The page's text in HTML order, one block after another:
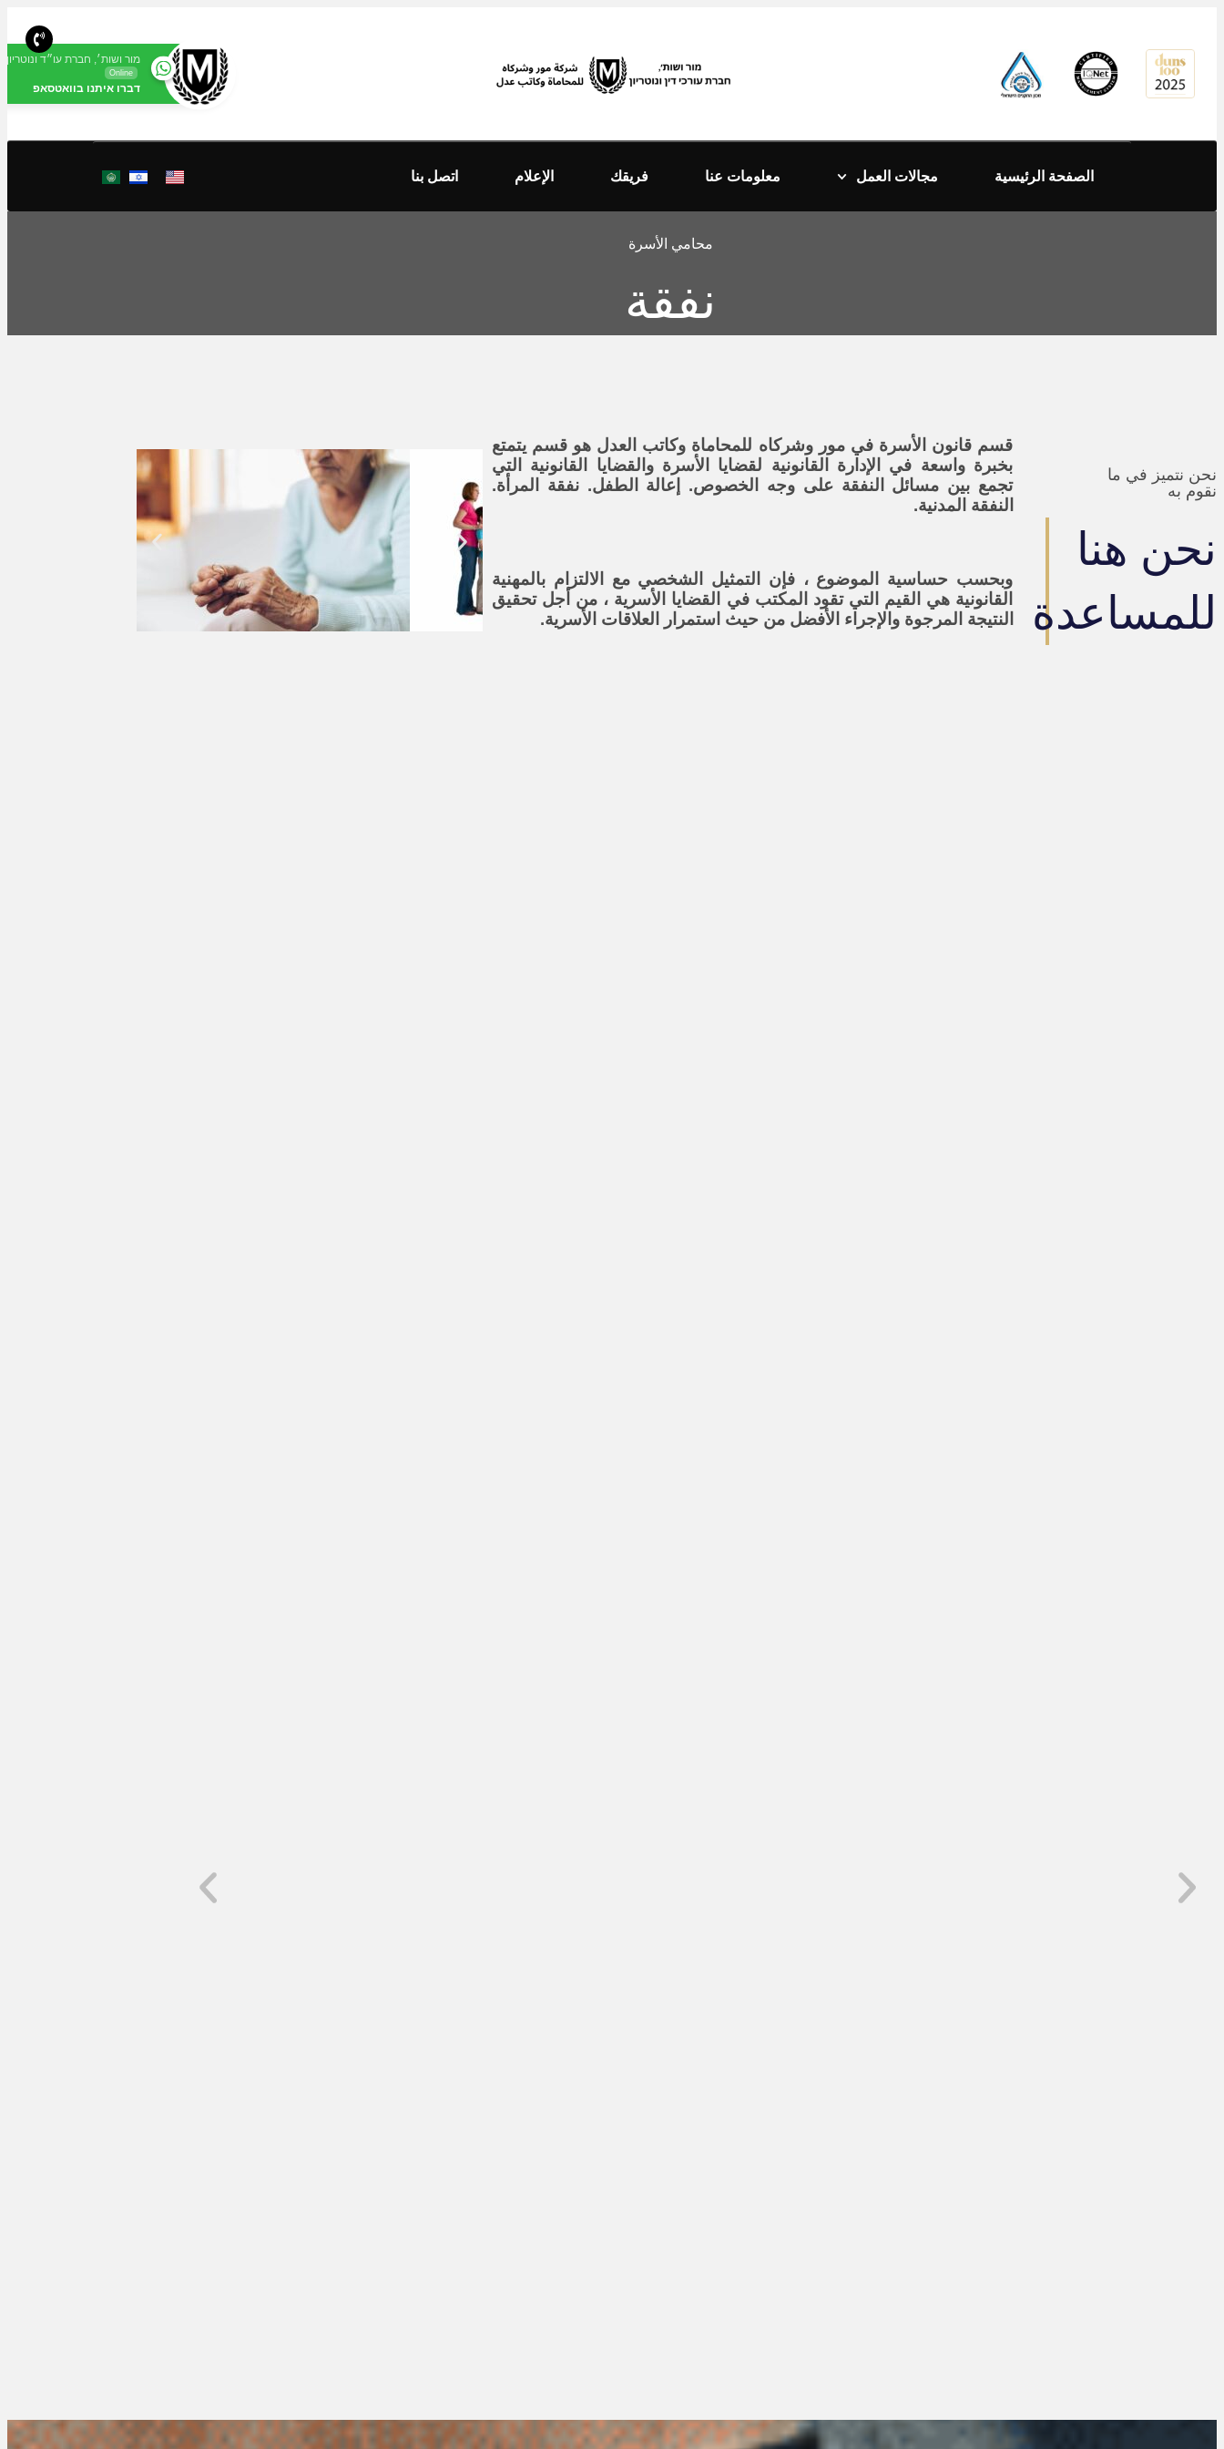
מור ושות׳, חברת עו״ד ונוטריון
Online
דברו איתנו בוואטסאפ
الصفحة الرئيسية مجالات العمل معلومات عنا فريقك الإعلام اتصل بنا
محامي الأسرة
نفقة
نحن نتميز في ما
نقوم به
نحن هنا
للمساعدة
قسم قانون الأسرة في مور وشركاه للمحاماة وكاتب العدل هو قسم يتمتع
بخبرة واسعة في الإدارة القانونية لقضايا الأسرة والقضايا القانونية التي
تجمع بين مسائل النفقة على وجه الخصوص. إعالة الطفل. نفقة المرأة.
النفقة المدنية.
وبحسب حساسية الموضوع ، فإن التمثيل الشخصي مع الالتزام بالمهنية
القانونية هي القيم التي تقود المكتب في القضايا الأسرية ، من أجل تحقيق
النتيجة المرجوة والإجراء الأفضل من حيث استمرار العلاقات الأسرية.